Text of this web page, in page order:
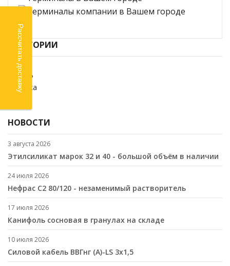
КАТЕГОРИИ
Химия
Кабель
Стройка
НОВОСТИ
3 августа 2026
Этилсиликат марок 32 и 40 - большой объём в наличии
24 июля 2026
Нефрас С2 80/120 - незаменимый растворитель
17 июля 2026
Канифоль сосновая в гранулах на складе
10 июля 2026
Cиловой кабель ВВГнг (A)-LS 3х1,5
Рассчитать доставку